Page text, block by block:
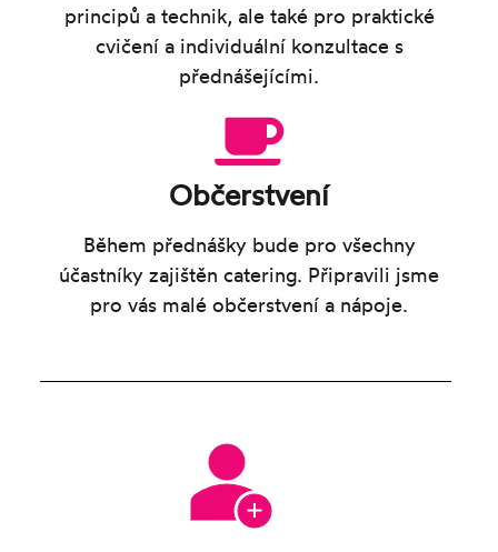
principů a technik, ale také pro praktické
cvičení a individuální konzultace s
přednášejícími.
Občerstvení
Během přednášky bude pro všechny
účastníky zajištěn catering. Připravili jsme
pro vás malé občerstvení a nápoje.